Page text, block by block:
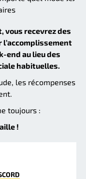
vous recevrez des
l’accomplissement
end au lieu des
habituelles.
les récompenses
toujours :
!